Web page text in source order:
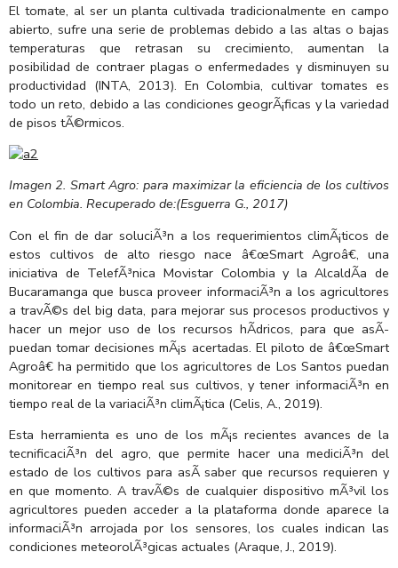
El tomate, al ser un planta cultivada tradicionalmente en campo
abierto, sufre una serie de problemas debido a las altas o bajas
temperaturas que retrasan su crecimiento, aumentan la
posibilidad de contraer plagas o enfermedades y disminuyen su
productividad (INTA, 2013). En Colombia, cultivar tomates es
todo un reto, debido a las condiciones geogrÃ¡ficas y la variedad
de pisos tÃ©rmicos.
Imagen 2. Smart Agro: para maximizar la eficiencia de los cultivos
en Colombia. Recuperado de:(Esguerra G., 2017)
Con el fin de dar soluciÃ³n a los requerimientos climÃ¡ticos de
estos cultivos de alto riesgo nace â€œSmart Agroâ€, una
iniciativa de TelefÃ³nica Movistar Colombia y la AlcaldÃ­a de
Bucaramanga que busca proveer informaciÃ³n a los agricultores
a travÃ©s del big data, para mejorar sus procesos productivos y
hacer un mejor uso de los recursos hÃ­dricos, para que asÃ­
puedan tomar decisiones mÃ¡s acertadas. El piloto de â€œSmart
Agroâ€ ha permitido que los agricultores de Los Santos puedan
monitorear en tiempo real sus cultivos, y tener informaciÃ³n en
tiempo real de la variaciÃ³n climÃ¡tica (Celis, A., 2019).
Esta herramienta es uno de los mÃ¡s recientes avances de la
tecnificaciÃ³n del agro, que permite hacer una mediciÃ³n del
estado de los cultivos para asÃ­ saber que recursos requieren y
en que momento. A travÃ©s de cualquier dispositivo mÃ³vil los
agricultores pueden acceder a la plataforma donde aparece la
informaciÃ³n arrojada por los sensores, los cuales indican las
condiciones meteorolÃ³gicas actuales (Araque, J., 2019).